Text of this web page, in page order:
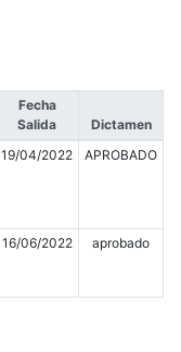
Fecha
Salida
Dictamen
19/04/2022 APROBADO
16/06/2022 aprobado